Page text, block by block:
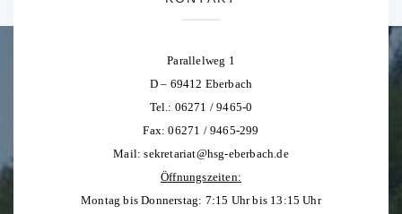
Parallelweg 1
D – 69412 Eberbach
Tel.: 06271 / 9465-0
Fax: 06271 / 9465-299
Mail:sekretariat@hsg-eberbach.de
Öffnungszeiten:
Montag bis Donnerstag: 7:15 Uhr bis 13:15 Uhr